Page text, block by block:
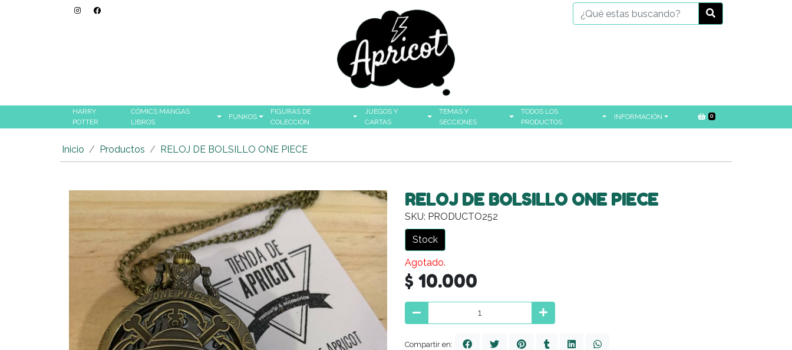
HARRY
POTTER
CÓMICS MANGAS
LIBROS
FUNKOS
FIGURAS DE
COLECCIÓN
JUEGOS Y
CARTAS
TEMAS Y
SECCIONES
TODOS LOS
PRODUCTOS
INFORMACIÓN 0
Inicio Productos RELOJ DE BOLSILLO ONE PIECE
RELOJ DE BOLSILLO ONE PIECE
SKU: PRODUCTO252
Stock
Agotado.
$ 10.000
Compartir en: